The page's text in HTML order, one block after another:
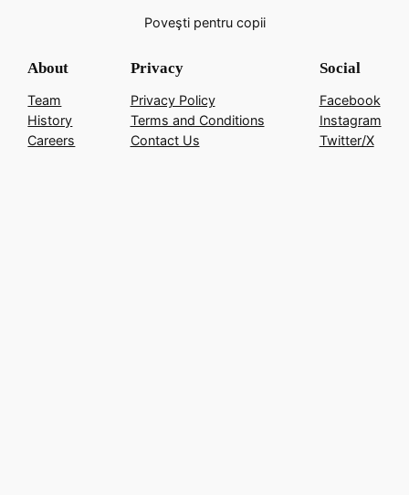
Poveşti pentru copii
About
Team
History
Careers
Privacy
Privacy Policy
Terms and Conditions
Contact Us
Social
Facebook
Instagram
Twitter/X